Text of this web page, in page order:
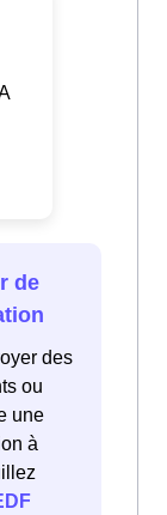
de
des
ou
une
à